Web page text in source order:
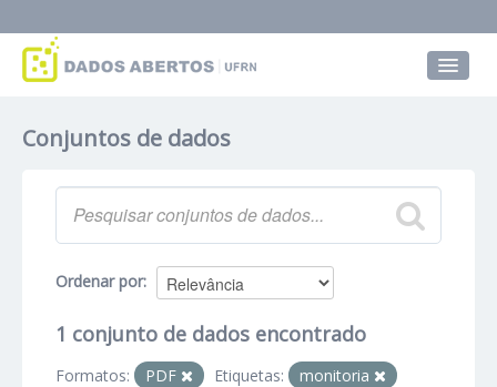
Grupos
Sobre
Conjuntos de dados
Ordenar por
1 conjunto de dados encontrado
Formatos: PDF Etiquetas:
monitoria